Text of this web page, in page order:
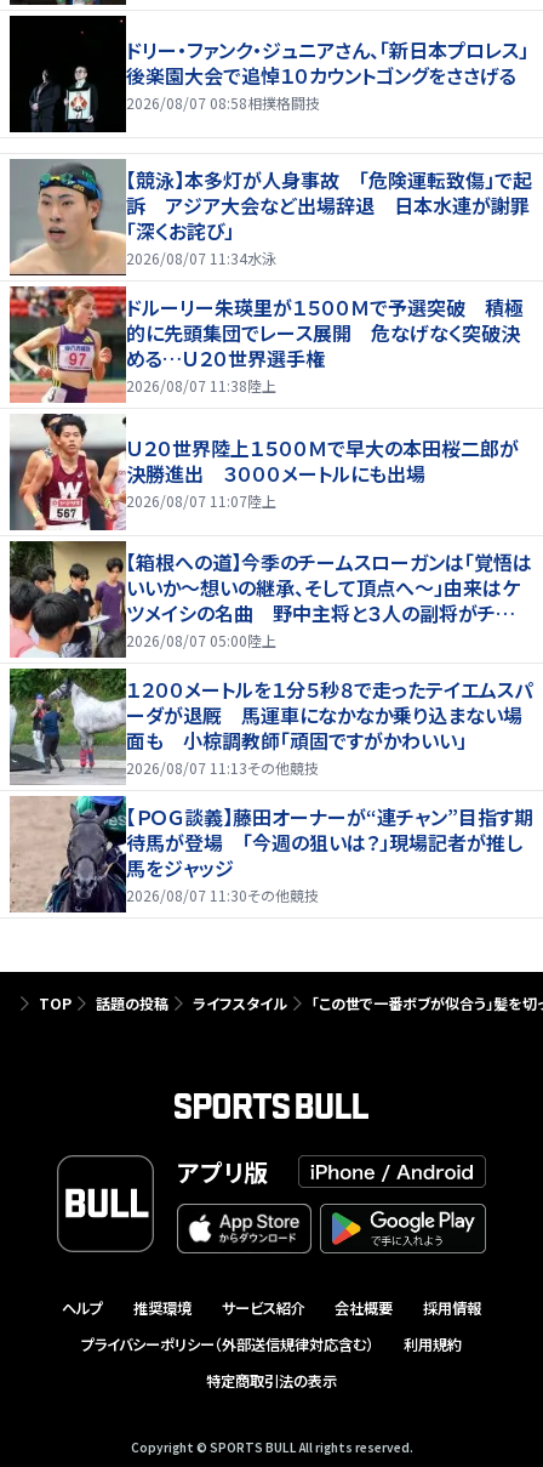
ドリー・ファンク・ジュニアさん、「新日本プロレス」
後楽園大会で追悼１０カウントゴングをささげる
2026/08/07 08:58相撲格闘技
【競泳】本多灯が人身事故 「危険運転致傷」で起
訴 アジア大会など出場辞退 日本水連が謝罪
「深くお詫び」
2026/08/07 11:34水泳
ドルーリー朱瑛里が１５００Ｍで予選突破 積極
的に先頭集団でレース展開 危なげなく突破決
める…Ｕ２０世界選手権
2026/08/07 11:38陸上
Ｕ２０世界陸上１５００Ｍで早大の本田桜二郎が
決勝進出 ３０００メートルにも出場
2026/08/07 11:07陸上
【箱根への道】今季のチームスローガンは「覚悟は
いいか～想いの継承、そして頂点へ～」由来はケ
ツメイシの名曲 野中主将と３人の副将がチーム
を引っ張る…夏合宿特集第１弾、国学院大
2026/08/07 05:00陸上
１２００メートルを１分５秒８で走ったテイエムスパ
ーダが退厩 馬運車になかなか乗り込まない場
面も 小椋調教師「頑固ですがかわいい」
2026/08/07 11:13その他競技
【ＰＯＧ談義】藤田オーナーが“連チャン”目指す期
待馬が登場 「今週の狙いは？」現場記者が推し
馬をジャッジ
2026/08/07 11:30その他競技
TOP 話題の投稿 ライフスタイル 「この世で一番ボブが似合う」髪を
アプリ版
ヘルプ 推奨環境 サービス紹介 会社概要
採用情報
プライバシーポリシー（外部送信規律対応含む）
利用規約
特定商取引法の表示
Copyright © SPORTS BULL All rights reserved.